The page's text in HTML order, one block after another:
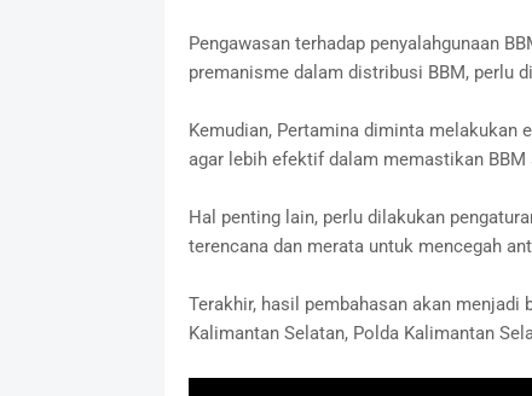
Pengawasan terhadap penyalahgunaan
premanisme dalam distribusi BBM, perlu
Kemudian, Pertamina diminta melakukan
agar lebih efektif dalam memastikan
Hal penting lain, perlu dilakukan
terencana dan merata untuk mencegah
Terakhir, hasil pembahasan akan
Kalimantan Selatan, Polda Kalimantan